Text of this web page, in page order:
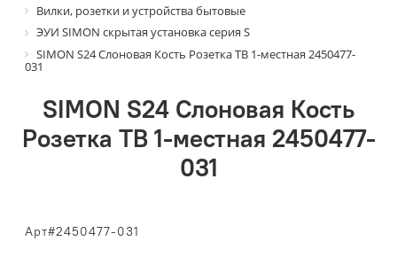
Вилки, розетки и устройства бытовые
ЭУИ SIMON скрытая установка серия S
SIMON S24 Слоновая Кость Розетка ТВ 1-местная 2450477-
031
SIMON S24 Слоновая Кость
Розетка ТВ 1-местная 2450477-
031
Арт#2450477-031